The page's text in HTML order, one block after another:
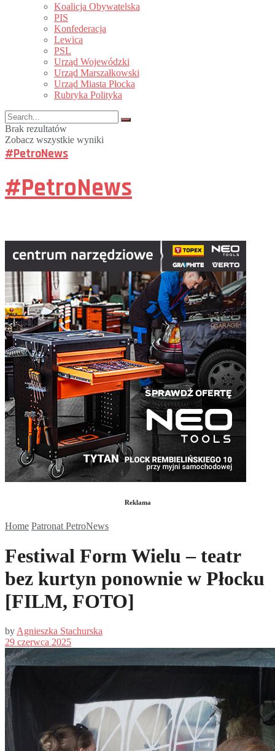
Koalicja Obywatelska
PIS
Konfederacja
Lewica
PSL
Urząd Wojewódzki
Urząd Marszałkowski
Urząd Miasta Płocka
Rubryka Polityka
Brak rezultatów
Zobacz wszystkie wyniki
#PetroNews
#PetroNews
Reklama
Home Patronat PetroNews
Festiwal Form Wielu – teatr
bez kurtyn ponownie w Płocku
[FILM, FOTO]
byAgnieszka Stachurska
29 czerwca 2025